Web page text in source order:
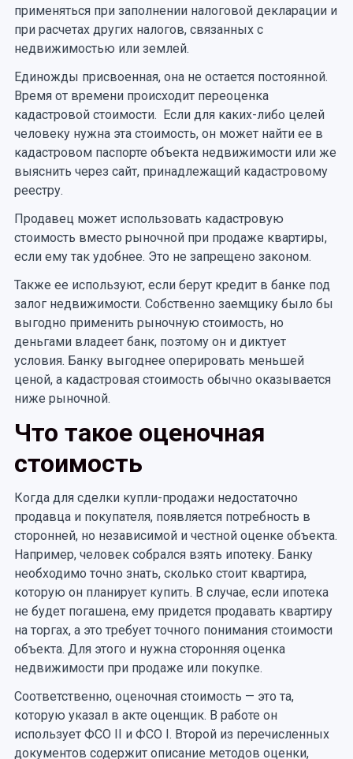
применяться при заполнении налоговой декларации и
при расчетах других налогов, связанных с
недвижимостью или землей.
Единожды присвоенная, она не остается постоянной.
Время от времени происходит переоценка
кадастровой стоимости. Если для каких-либо целей
человеку нужна эта стоимость, он может найти ее в
кадастровом паспорте объекта недвижимости или же
выяснить через сайт, принадлежащий кадастровому
реестру.
Продавец может использовать кадастровую
стоимость вместо рыночной при продаже квартиры,
если ему так удобнее. Это не запрещено законом.
Также ее используют, если берут кредит в банке под
залог недвижимости. Собственно заемщику было бы
выгодно применить рыночную стоимость, но
деньгами владеет банк, поэтому он и диктует
условия. Банку выгоднее оперировать меньшей
ценой, а кадастровая стоимость обычно оказывается
ниже рыночной.
Что такое оценочная
стоимость
Когда для сделки купли-продажи недостаточно
продавца и покупателя, появляется потребность в
сторонней, но независимой и честной оценке объекта.
Например, человек собрался взять ипотеку. Банку
необходимо точно знать, сколько стоит квартира,
которую он планирует купить. В случае, если ипотека
не будет погашена, ему придется продавать квартиру
на торгах, а это требует точного понимания стоимости
объекта. Для этого и нужна сторонняя оценка
недвижимости при продаже или покупке.
Соответственно, оценочная стоимость — это та,
которую указал в акте оценщик. В работе он
использует ФСО II и ФСО I. Второй из перечисленных
документов содержит описание методов оценки,